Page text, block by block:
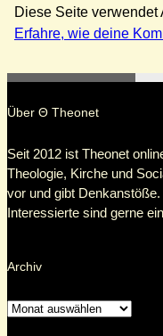
Diese Seite verwendet
Erfahre, wie deine
Über Θ Theonet
Seit 2012 ist Theonet
Theologie, Kirche und
vor und gibt
Interessierte sind gerne
Archiv